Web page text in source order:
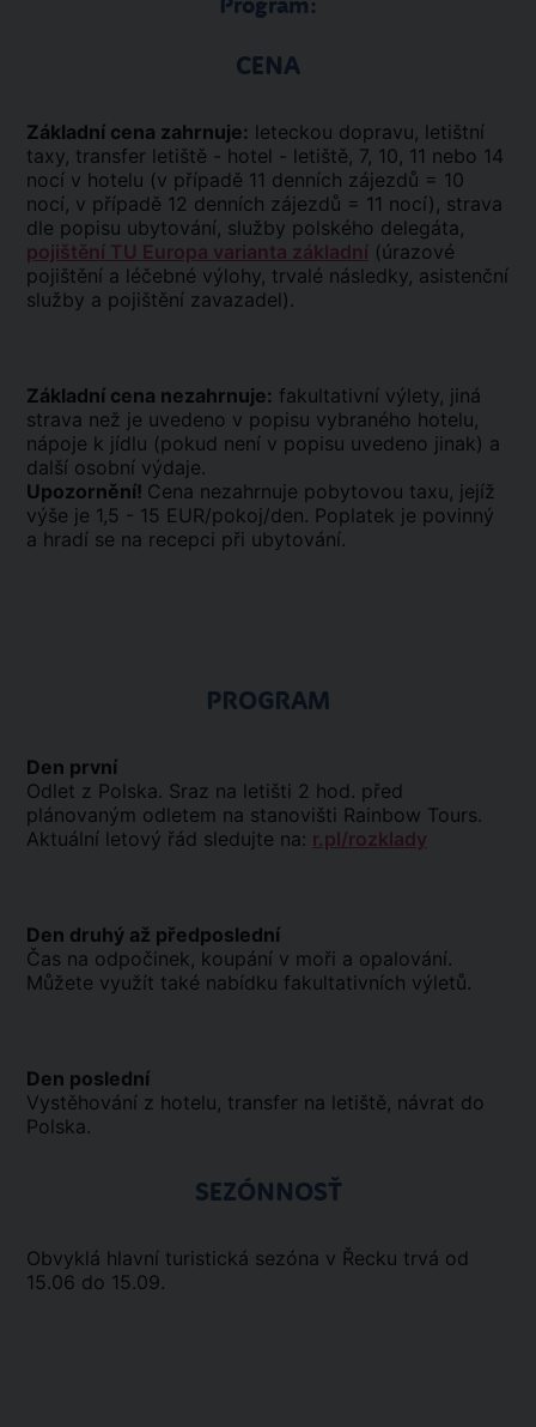
CENA
Základní cena zahrnuje: leteckou dopravu, letištní
taxy, transfer letiště - hotel - letiště, 7, 10, 11 nebo 14
nocí v hotelu (v případě 11 denních zájezdů = 10
nocí, v případě 12 denních zájezdů = 11 nocí), strava
dle popisu ubytování, služby polského delegáta,
pojištění TU Europa varianta základní (úrazové
pojištění a léčebné výlohy, trvalé následky, asistenční
služby a pojištění zavazadel).
Základní cena nezahrnuje: fakultativní výlety, jiná
strava než je uvedeno v popisu vybraného hotelu,
nápoje k jídlu (pokud není v popisu uvedeno jinak) a
další osobní výdaje.
Upozornění! Cena nezahrnuje pobytovou taxu, jejíž
výše je 1,5 - 15 EUR/pokoj/den. Poplatek je povinný
a hradí se na recepci při ubytování.
PROGRAM
Den první
Odlet z Polska. Sraz na letišti 2 hod. před
plánovaným odletem na stanovišti Rainbow Tours.
Aktuální letový řád sledujte na: r.pl/rozklady
Den druhý až předposlední
Čas na odpočinek, koupání v moři a opalování.
Můžete využít také nabídku fakultativních výletů.
Den poslední
Vystěhování z hotelu, transfer na letiště, návrat do
Polska.
SEZÓNNOSŤ
Obvyklá hlavní turistická sezóna v Řecku trvá od
15.06 do 15.09.